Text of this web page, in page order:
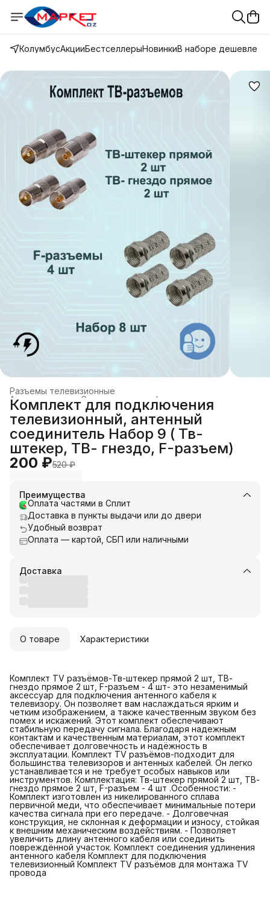
КолумбусАкцииБестселлерыНовинкиВ наборе дешевле
Разъемы телевизионные
Аксессуары для Спутникового и эфирного телевидения
Телевидение
›
Каталог ›
Главная ›
Комплект для подключения
телевизионный, антенный
соединитель Набор 9 ( Тв-
штекер, ТВ- гнездо, F-разъем)
200 ₽520 ₽
Преимущества
Оплата частями в Сплит
Доставка в пункты выдачи или до двери
Удобный возврат
Оплата — картой, СБП или наличными
Доставка
О товаре Характеристики
Комплект TV разъёмов-Тв-штекер прямой 2 шт, ТВ-
гнездо прямое 2 шт, F-разъем - 4 шт- это незаменимый
аксессуар для подключения антенного кабеля к
телевизору. Он позволяет вам наслаждаться ярким и
четким изображением, а также качественным звуком без
помех и искажений. Этот комплект обеспечивают
стабильную передачу сигнала. Благодаря надежным
контактам и качественным материалам, этот комплект
обеспечивает долговечность и надёжность в
эксплуатации. Комплект TV разъёмов-подходит для
большинства телевизоров и антенных кабелей. Он легко
устанавливается и не требует особых навыков или
инструментов. Комплектация: Тв-штекер прямой 2 шт, ТВ-
гнездо прямое 2 шт, F-разъем - 4 шт .Особенности: -
Комплект изготовлен из никелированного сплава
первичной меди, что обеспечивает минимальные потери
качества сигнала при его передаче. - Долговечная
конструкция, не склонная к деформации и износу, стойкая
к внешним механическим воздействиям. - Позволяет
увеличить длину антенного кабеля или соединить
повреждённой участок. Комплект соединения удлинения
антенного кабеля Комплект для подключения
телевизионный Комплект TV разъёмов для монтажа TV
провода